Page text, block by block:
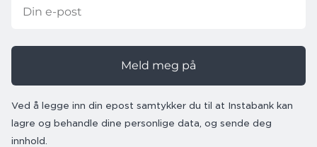
Meld meg på
Ved å legge inn din epost samtykker du til at Instabank kan
lagre og behandle dine personlige data, og sende deg
innhold.